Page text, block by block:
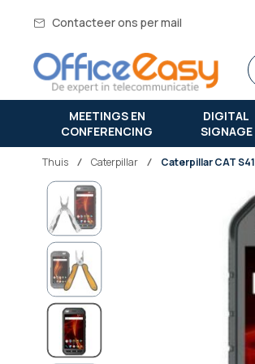
Contacteer ons per mail
MEETINGS EN
CONFERENCING
DIGITAL
SIGNAGE
Thuis caterpillar Caterpillar CAT S41
Ga
naar
het
einde
van
de
afbeeldingen-
gallerij